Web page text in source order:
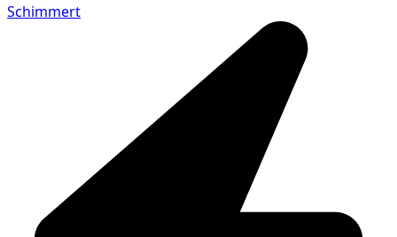
Schimmert